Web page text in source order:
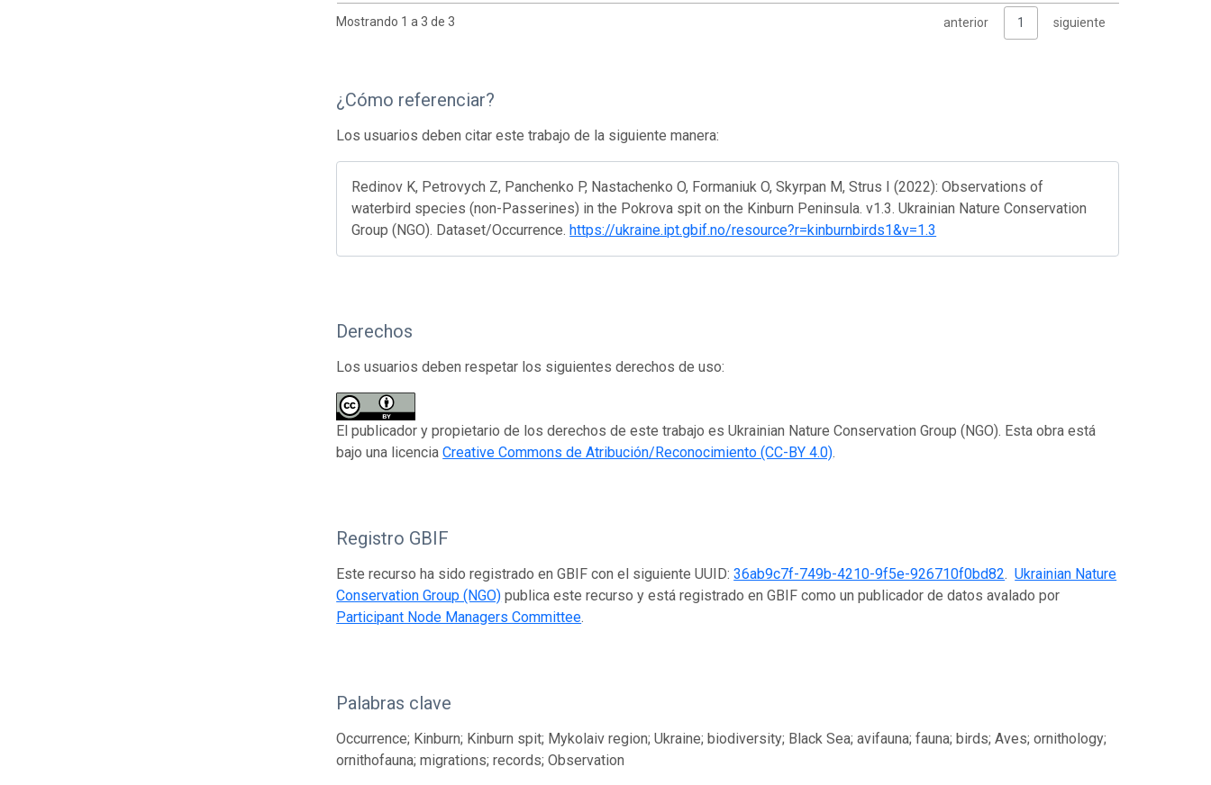
Mostrando 1 a 3 de 3 anterior 1 siguiente
¿Cómo referenciar?
Los usuarios deben citar este trabajo de la siguiente manera:
Redinov K, Petrovych Z, Panchenko P, Nastachenko O, Formaniuk O, Skyrpan M, Strus I (2022): Observations of
waterbird species (non-Passerines) in the Pokrova spit on the Kinburn Peninsula. v1.3. Ukrainian Nature Conservation
Group (NGO). Dataset/Occurrence. https://ukraine.ipt.gbif.no/resource?r=kinburnbirds1&v=1.3
Derechos
Los usuarios deben respetar los siguientes derechos de uso:
El publicador y propietario de los derechos de este trabajo es Ukrainian Nature Conservation Group (NGO). Esta obra está
bajo una licenciaCreative Commons de Atribución/Reconocimiento (CC-BY 4.0).
Registro GBIF
Este recurso ha sido registrado en GBIF con el siguiente UUID:36ab9c7f-749b-4210-9f5e-926710f0bd82.Ukrainian Nature
Conservation Group (NGO) publica este recurso y está registrado en GBIF como un publicador de datos avalado por
Participant Node Managers Committee.
Palabras clave
Occurrence; Kinburn; Kinburn spit; Mykolaiv region; Ukraine; biodiversity; Black Sea; avifauna; fauna; birds; Aves; ornithology;
ornithofauna; migrations; records; Observation